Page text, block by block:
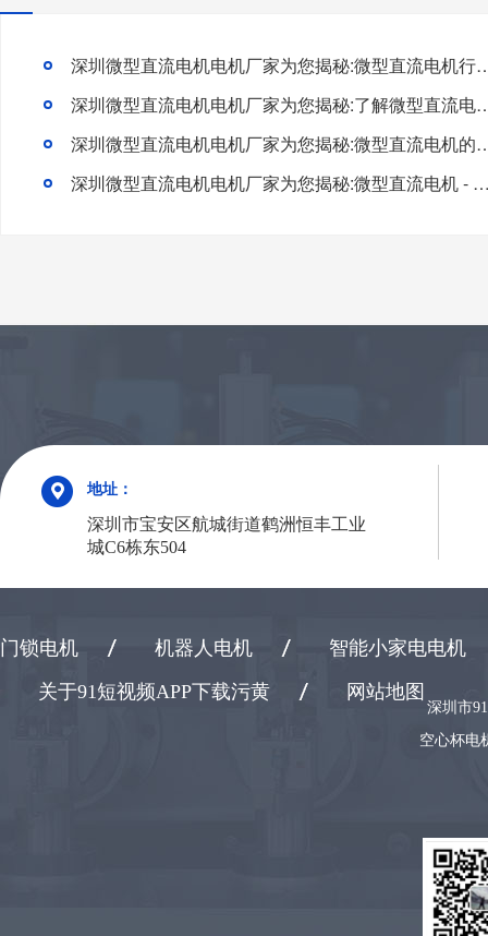
深圳微型直流电机电机厂家为您
深圳微型直流电机电机厂家为您揭
深圳微型直流电机电机厂家为
深圳微型直流电机电机厂家为您揭秘:微型直
地址：
深圳市宝安区航城街道鹤洲恒丰工业
城C6栋东504
门锁电机 机器人电机
智能小家电电机
关于91短视频APP下载污黄
网站地图
深圳市
空心杯电